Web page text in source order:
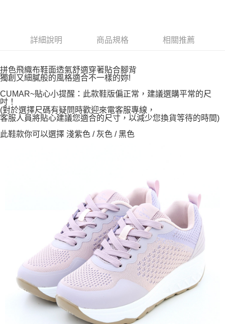
詳細說明 商品規格 相關推薦
拼色飛織布鞋面透氣舒適穿著貼合腳背
獨創又細膩般的風格適合不一樣的妳!
CUMAR~貼心小提醒：此款鞋版偏正常，建議選購平常的尺
吋！
(對於選擇尺碼有疑問時歡迎來電客服專線，
客服人員將貼心建議您適合的尺寸，以減少您換貨等待的時間)
此鞋款你可以選擇 淺紫色 / 灰色 / 黑色